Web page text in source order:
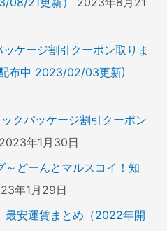
ケージ割引クーポン取りま
布中 2023/02/03更新)
クパッケージ割引クーポン
2023年1月30日
～どーんとマルスコイ！知
年1月29日
最安運賃まとめ（2022年開